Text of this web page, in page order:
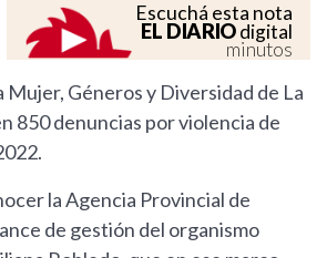
Escuchá esta nota
EL DIARIOdigital
minutos
Mujer, Géneros y Diversidad de La
850 denuncias por violencia de
la Agencia Provincial de
de gestión del organismo